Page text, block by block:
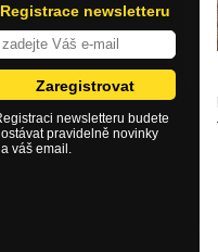
Registrace newsletteru
newsletteru budete
pravidelně novinky
váš email.